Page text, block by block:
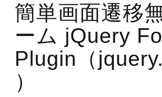
簡単画面遷移
ーム jQuery
Plugin（
）